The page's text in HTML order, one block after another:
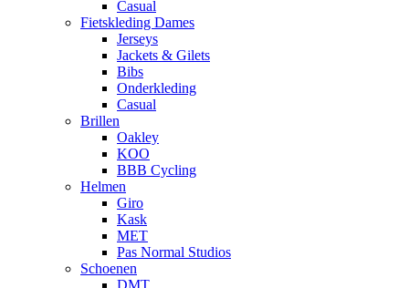
Casual
Fietskleding Dames
Jerseys
Jackets & Gilets
Bibs
Onderkleding
Casual
Brillen
Oakley
KOO
BBB Cycling
Helmen
Giro
Kask
MET
Pas Normal Studios
Schoenen
DMT